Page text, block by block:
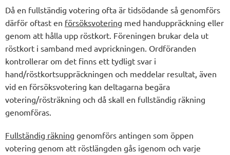
Då en fullständig votering ofta är tidsödande så genomförs
därför oftast en försöksvotering med handuppräckning eller
genom att hålla upp röstkort. Föreningen brukar dela ut
röstkort i samband med avprickningen. Ordföranden
kontrollerar om det finns ett tydligt svar i
hand/röstkortsuppräckningen och meddelar resultat, även
vid en försöksvotering kan deltagarna begära
votering/rösträkning och då skall en fullständig räkning
genomföras.
Fullständig räkning genomförs antingen som öppen
votering genom att röstlängden gås igenom och varje